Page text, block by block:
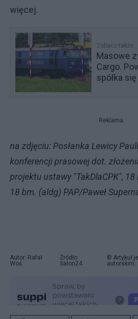
więcej.
Zobacz także
Masowe
Cargo.
spółka
Reklama
na zdjęciu: Posłanka Lewicy
konferencji prasowej dot.
projektu ustawy "TakDlaCPK",
18 bm. (aldg) PAP/Paweł
Autor: Rafał
Woś
Źródło:
Salon24
© Artykuł
autorskim.